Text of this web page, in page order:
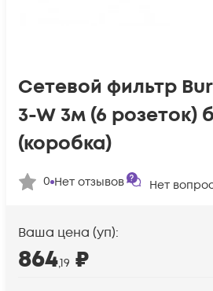
Сетевой фильтр
3-W 3м (6 розеток)
(коробка)
0 Нет отзывов Нет
Ваша цена (уп):
864,19 ₽